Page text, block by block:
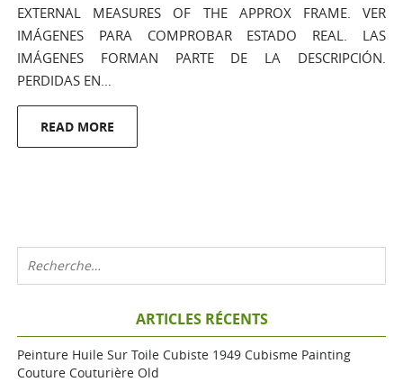
EXTERNAL MEASURES OF THE APPROX FRAME. VER
IMÁGENES PARA COMPROBAR ESTADO REAL. LAS
IMÁGENES FORMAN PARTE DE LA DESCRIPCIÓN.
PERDIDAS EN…
READ MORE
ARTICLES RÉCENTS
Peinture Huile Sur Toile Cubiste 1949 Cubisme Painting
Couture Couturière Old